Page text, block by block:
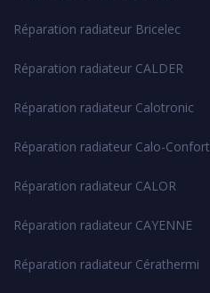
Réparation radiateur Bricelec
Réparation radiateur CALDER
Réparation radiateur Calotronic
Réparation radiateur Calo-Confort
Réparation radiateur CALOR
Réparation radiateur CAYENNE
Réparation radiateur Cérathermi